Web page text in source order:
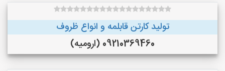
تولید کارتن قابلمه و انواع ظروف
09210369460 (ارومیه)